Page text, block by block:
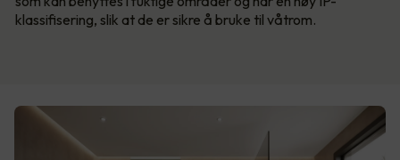
klassifisering, slik at de er sikre å bruke til våtrom.